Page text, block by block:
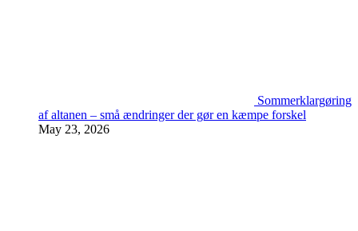
Sommerklargøring
af altanen – små ændringer der gør en kæmpe forskel
May 23, 2026